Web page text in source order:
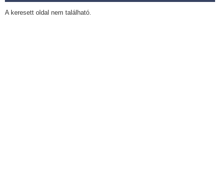
A keresett oldal nem található.